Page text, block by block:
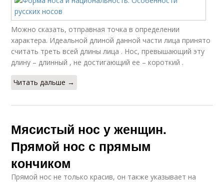
Можно сказать, отправная точка в определении
характера. Идеальной длиной данной части лица принято
считать треть всей длины лица . Нос, превышающий эту
длину – длинный , не достигающий ее – короткий .
Читать дальше →
Мясистый нос у женщин.
Прямой нос с прямым
кончиком
Прямой нос не только красив, он также указывает на